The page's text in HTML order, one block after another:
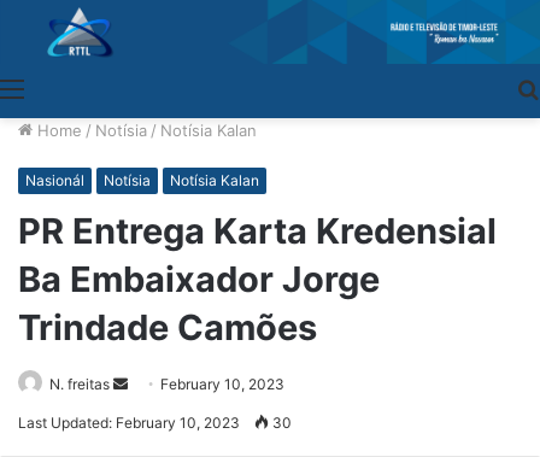
Home / Notísia / Notísia Kalan
Nasionál Notísia Notísia Kalan
PR Entrega Karta Kredensial
Ba Embaixador Jorge
Trindade Camões
N. freitas
Send
an
February 10, 2023
Last Updated: February 10, 2023 30